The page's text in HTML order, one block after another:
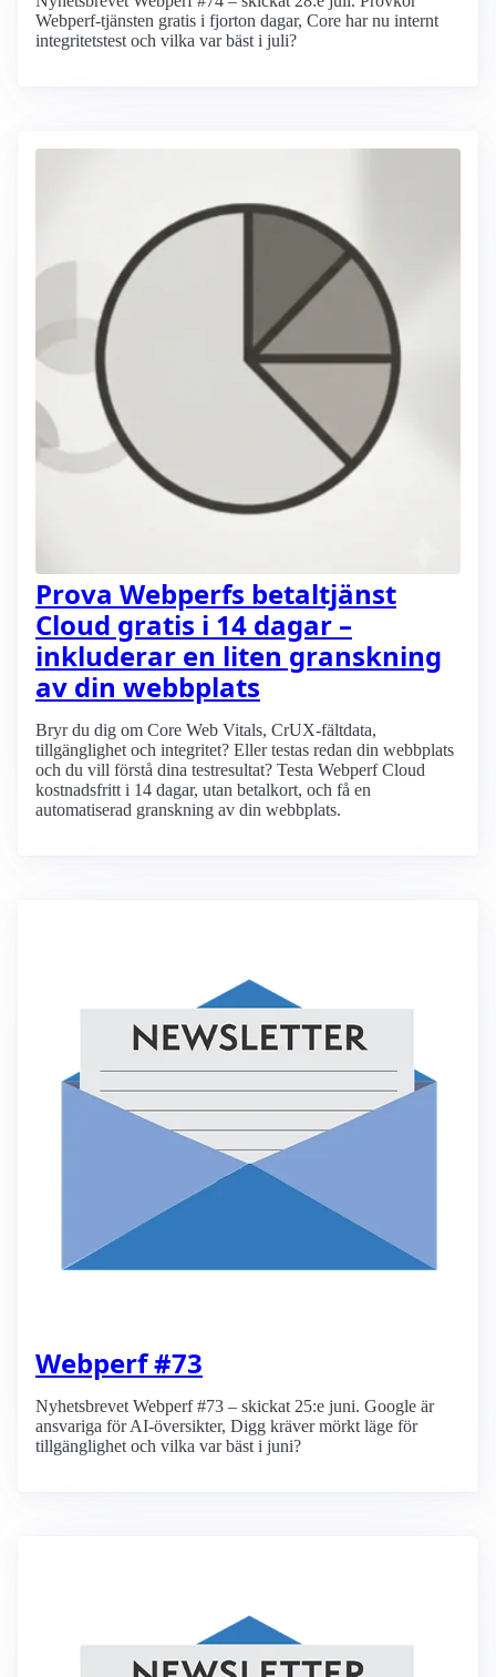
Webperf-tjänsten gratis i fjorton dagar, Core har nu internt
integritetstest och vilka var bäst i juli?
Prova Webperfs betaltjänst
Cloud gratis i 14 dagar –
inkluderar en liten granskning
av din webbplats
Bryr du dig om Core Web Vitals, CrUX-fältdata,
tillgänglighet och integritet? Eller testas redan din webbplats
och du vill förstå dina testresultat? Testa Webperf Cloud
kostnadsfritt i 14 dagar, utan betalkort, och få en
automatiserad granskning av din webbplats.
Webperf #73
Nyhetsbrevet Webperf #73 – skickat 25:e juni. Google är
ansvariga för AI-översikter, Digg kräver mörkt läge för
tillgänglighet och vilka var bäst i juni?